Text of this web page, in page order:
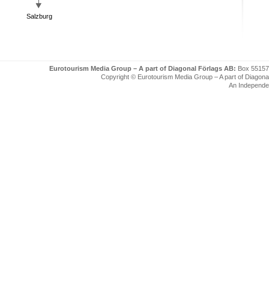
Salzburg
Eurotourism Media Group – A part of Diagonal Förlags AB: Box
Copyright © Eurotourism Media Group – A part of
An